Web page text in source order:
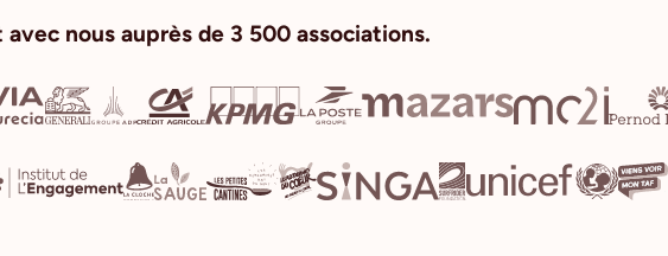
nous auprès de 3 500 associations.